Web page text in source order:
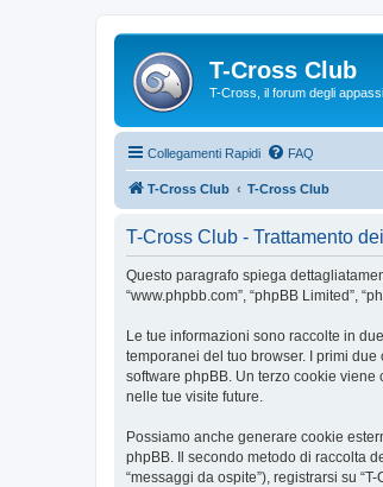
T-Cross Club
T-Cross, il forum degli
Collegamenti Rapidi FAQ
T-Cross Club T-Cross Club
T-Cross Club - Trattamento
Questo paragrafo spiega
“www.phpbb.com”, “phpBB Limited”,
Le tue informazioni sono raccolte in
temporanei del tuo browser. I primi
software phpBB. Un terzo cookie
nelle tue visite future.
Possiamo anche generare cookie
phpBB. Il secondo metodo di raccolta
“messaggi da ospite”), registrarsi su